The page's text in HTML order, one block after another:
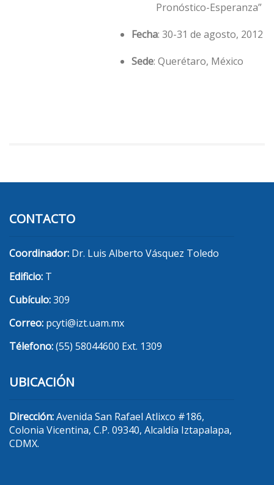
Pronóstico-Esperanza”
Fecha: 30-31 de agosto, 2012
Sede: Querétaro, México
CONTACTO
Coordinador: Dr. Luis Alberto Vásquez Toledo
Edificio: T
Cubículo:309
Correo: pcyti@izt.uam.mx
Télefono:(55) 58044600 Ext. 1309
UBICACIÓN
Dirección:Avenida San Rafael Atlixco #186,
Colonia Vicentina, C.P. 09340, Alcaldía Iztapalapa,
CDMX.